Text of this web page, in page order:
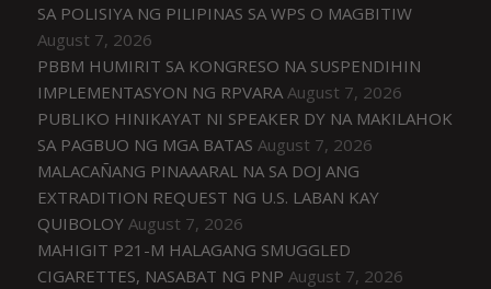
SA POLISIYA NG PILIPINAS SA WPS O MAGBITIW
August 7, 2026
PBBM HUMIRIT SA KONGRESO NA SUSPENDIHIN
IMPLEMENTASYON NG RPVARA August 7, 2026
PUBLIKO HINIKAYAT NI SPEAKER DY NA MAKILAHOK
SA PAGBUO NG MGA BATAS August 7, 2026
MALACAÑANG PINAAARAL NA SA DOJ ANG
EXTRADITION REQUEST NG U.S. LABAN KAY
QUIBOLOY August 7, 2026
MAHIGIT P21-M HALAGANG SMUGGLED
CIGARETTES, NASABAT NG PNP August 7, 2026